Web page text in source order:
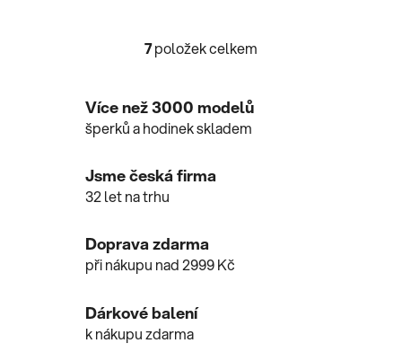
O
á
d
c
v
k
7položek celkem
Více než 3000 modelů
šperků a hodinek skladem
Jsme česká firma
32 let na trhu
Doprava zdarma
při nákupu nad 2999 Kč
Dárkové balení
k nákupu zdarma